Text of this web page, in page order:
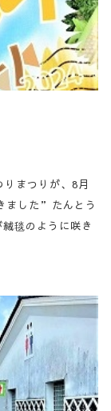
まつりが、8月
した”たんとう
毯のように咲き